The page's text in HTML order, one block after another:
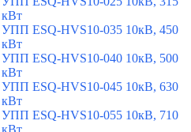
кВт
УПП ESQ-HVS10-035 10кВ, 450
кВт
УПП ESQ-HVS10-040 10кВ, 500
кВт
УПП ESQ-HVS10-045 10кВ, 630
кВт
УПП ESQ-HVS10-055 10кВ, 710